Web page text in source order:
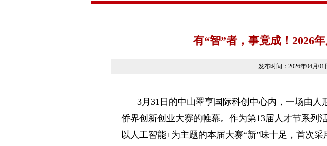
有“智”者，事竟成！2026
发布时间：2026年04月
3月31日的中山翠亨国际科创中心内，一场由
侨界创新创业大赛的帷幕。作为第13届人才节系列
以人工智能+为主题的本届大赛“新”味十足，首次